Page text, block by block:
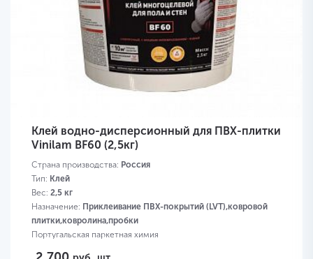
Клей водно-дисперсионный для ПВХ-плитки
Vinilam BF60 (2,5кг)
Страна производства: Россия
Тип: Клей
Вес: 2,5 кг
Назначение: Приклеивание ПВХ-покрытий (LVT),ковровой
плитки,ковролина,пробки
Португальская паркетная химия